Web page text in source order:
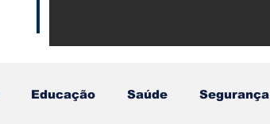
Educação Saúde Segurança